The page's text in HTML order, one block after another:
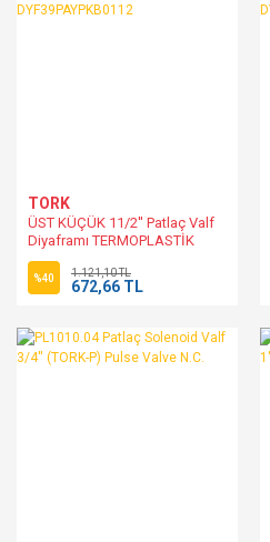
TORK
ÜST KÜÇÜK 11/2'' Patlaç Valf
Diyaframı TERMOPLASTİK
TORK DYF39PAYPKB0112
%40 1.121,10 TL
672,66 TL